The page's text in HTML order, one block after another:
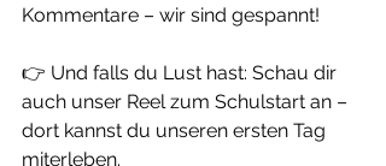
Kommentare – wir sind gespannt!
👉 Und falls du Lust hast: Schau dir
auch unser Reel zum Schulstart an –
dort kannst du unseren ersten Tag
miterleben.